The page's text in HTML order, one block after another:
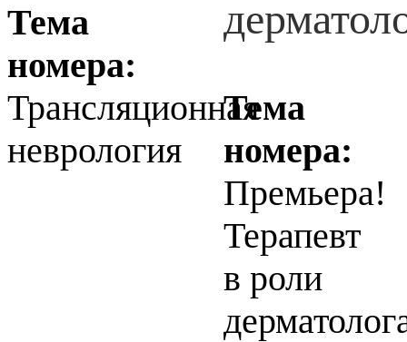
Тема
номера:
Трансляционная
неврология
Тема
номера:
Премьера!
Терапевт
в роли